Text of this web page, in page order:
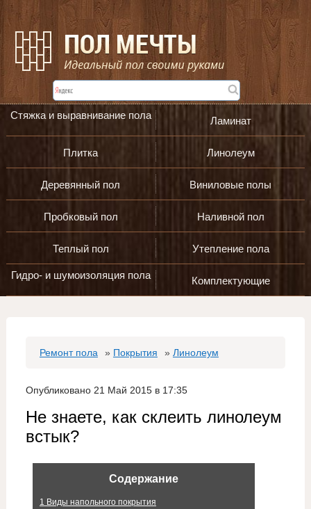
Стяжка и выравнивание пола Ламинат
Плитка Линолеум
Деревянный пол Виниловые полы
Пробковый пол Наливной пол
Теплый пол Утепление пола
Гидро- и шумоизоляция пола Комплектующие
Ремонт пола » Покрытия » Линолеум
Опубликовано 21 Май 2015 в 17:35
Не знаете, как склеить линолеум
встык?
Содержание
1 Виды напольного покрытия